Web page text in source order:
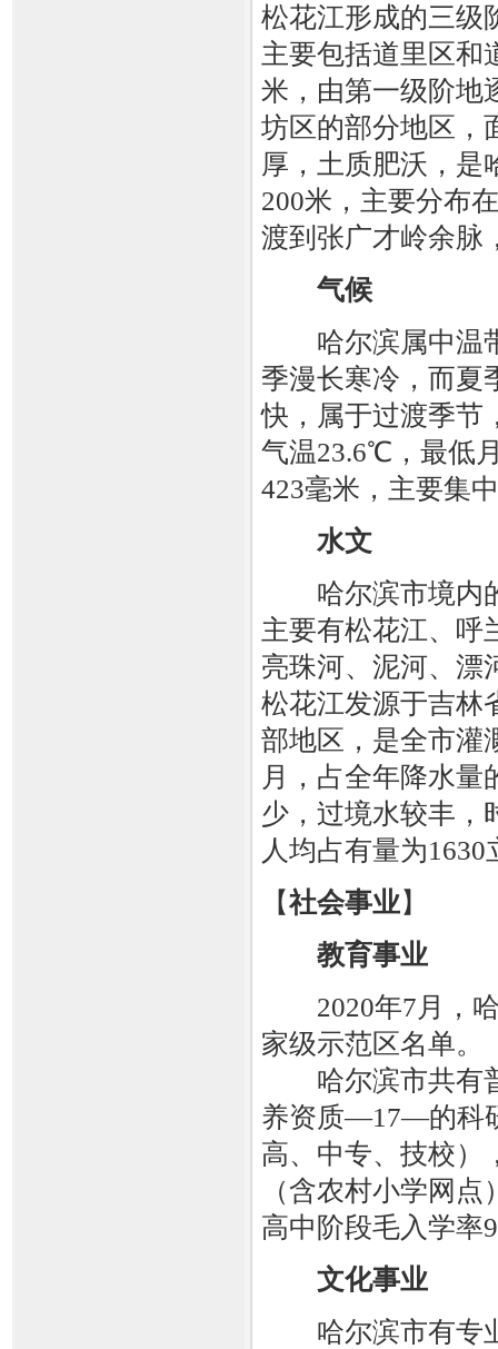
松花江形成的三级
主要包括道里区和
米，由第一级阶地
坊区的部分地区，
厚，土质肥沃，是
200米，主要分布
渡到张广才岭余脉
气候
哈尔滨属中温带
季漫长寒冷，而夏
快，属于过渡季节
气温23.6℃，最低
423毫米，主要集
水文
哈尔滨市境内的
主要有松花江、呼
亮珠河、泥河、漂
松花江发源于吉林
部地区，是全市灌
月，占全年降水量
少，过境水较丰，
人均占有量为1630
【社会事业】
教育事业
2020年7月，哈
家级示范区名单。
哈尔滨市共有普
养资质—17—的科
高、中专、技校）
（含农村小学网
高中阶段毛入学率
文化事业
哈尔滨市有专业